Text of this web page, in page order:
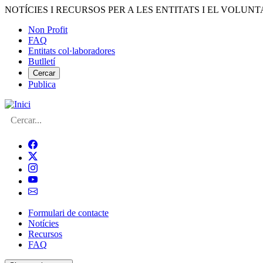
Vés
contingut
NOTÍCIES I RECURSOS PER A LES ENTITATS I EL
Menú
del
compte
d'usuari
Non Profit
FAQ
Entitats col·laboradores
Butlletí
Cercar
Publica
Cerca
Navegació
principal
de
Formulari de contacte
Notícies
Recursos
FAQ